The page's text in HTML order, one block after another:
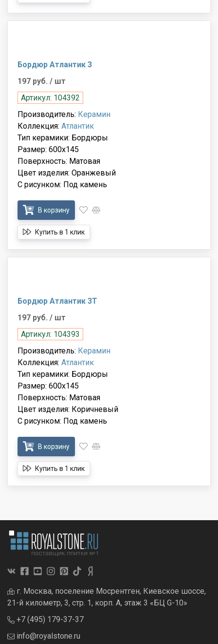
Бордюр Атлантик 3
197 руб. / шт
Артикул: 104392
Производитель: Керамин
Коллекция: Атлантик
Тип керамики: Бордюры
Размер: 600x145
Поверхность: Матовая
Цвет изделия: Оранжевый
С рисунком: Под камень
В корзину
Купить в 1 клик
Бордюр Атлантик 3Т
197 руб. / шт
Артикул: 104393
Производитель: Керамин
Коллекция: Атлантик
Тип керамики: Бордюры
Размер: 600x145
Поверхность: Матовая
Цвет изделия: Коричневый
С рисунком: Под камень
В корзину
Купить в 1 клик
г. Москва, поселение Мосрентген, Киевское шоссе,
21-й километр, 3, стр. 1, корп. А, этаж 3 «БЦ G-10»
+7 (495) 179-37-37
info@royalstone.ru